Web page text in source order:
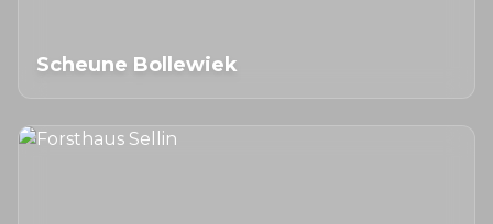
Scheune Bollewiek